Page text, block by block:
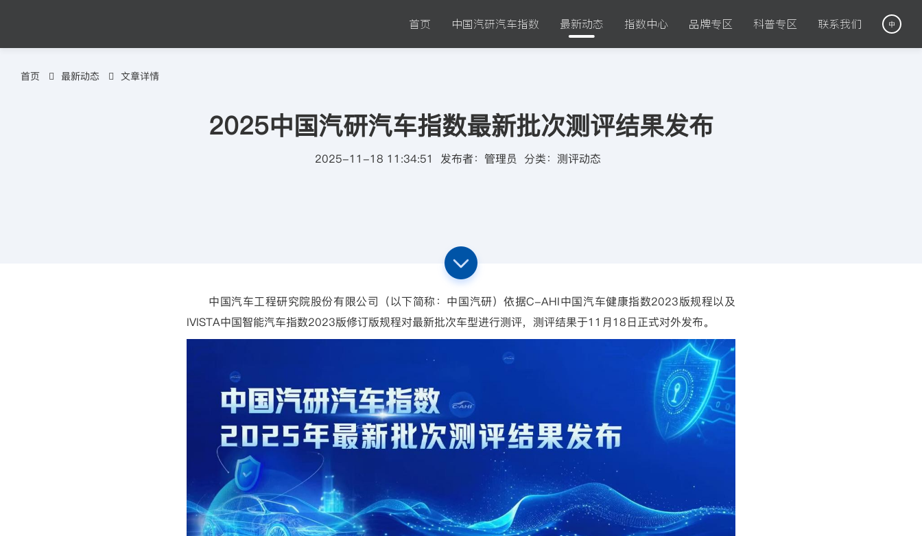
首页 中国汽研汽车指数 最新动态 指数中心 品牌专区 科普专区 联系我们 中
首页 最新动态 文章详情
2025中国汽研汽车指数最新批次测评结果发布
2025-11-18 11:34:51 发布者： 管理员 分类： 测评动态
中国汽车工程研究院股份有限公司（以下简称：中国汽研）依据C-AHI中国汽车健康指数2023版规程以及
IVISTA中国智能汽车指数2023版修订版规程对最新批次车型进行测评，测评结果于11 月18日正式对外发布。